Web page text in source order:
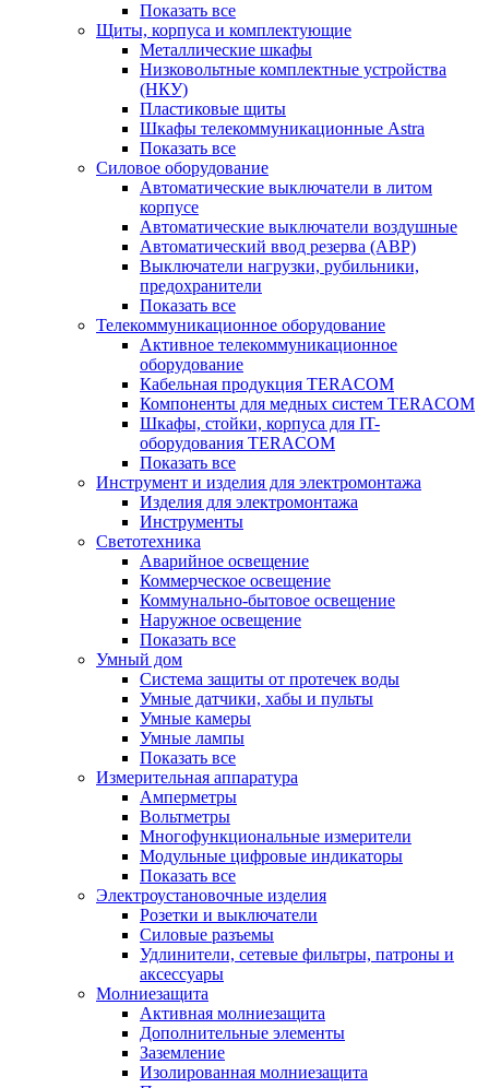
Показать все
Щиты, корпуса и комплектующие
Металлические шкафы
Низковольтные комплектные устройства
(НКУ)
Пластиковые щиты
Шкафы телекоммуникационные Astra
Показать все
Силовое оборудование
Автоматические выключатели в литом
корпусе
Автоматические выключатели воздушные
Автоматический ввод резерва (АВР)
Выключатели нагрузки, рубильники,
предохранители
Показать все
Телекоммуникационное оборудование
Активное телекоммуникационное
оборудование
Кабельная продукция TERACOM
Компоненты для медных систем TERACOM
Шкафы, стойки, корпуса для IT-
оборудования TERACOM
Показать все
Инструмент и изделия для электромонтажа
Изделия для электромонтажа
Инструменты
Светотехника
Аварийное освещение
Коммерческое освещение
Коммунально-бытовое освещение
Наружное освещение
Показать все
Умный дом
Система защиты от протечек воды
Умные датчики, хабы и пульты
Умные камеры
Умные лампы
Показать все
Измерительная аппаратура
Амперметры
Вольтметры
Многофункциональные измерители
Модульные цифровые индикаторы
Показать все
Электроустановочные изделия
Розетки и выключатели
Силовые разъемы
Удлинители, сетевые фильтры, патроны и
аксессуары
Молниезащита
Активная молниезащита
Дополнительные элементы
Заземление
Изолированная молниезащита